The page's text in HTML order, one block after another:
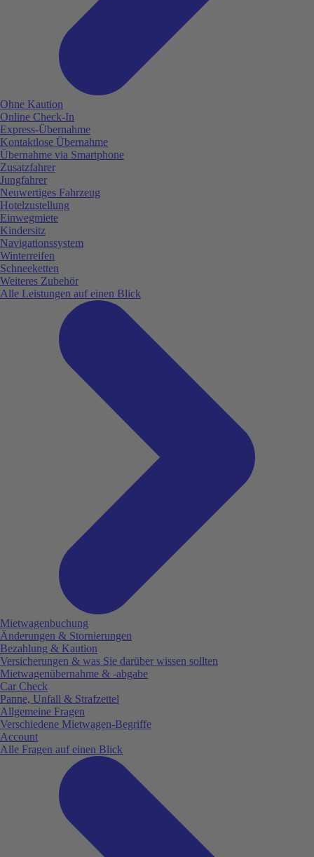
Ohne Kaution
Online Check-In
Express-Übernahme
Kontaktlose Übernahme
Übernahme via Smartphone
Zusatzfahrer
Jungfahrer
Neuwertiges Fahrzeug
Hotelzustellung
Einwegmiete
Kindersitz
Navigationssystem
Winterreifen
Schneeketten
Weiteres Zubehör
Alle Leistungen auf einen Blick
Mietwagenbuchung
Änderungen & Stornierungen
Bezahlung & Kaution
Versicherungen & was Sie darüber wissen sollten
Mietwagenübernahme & -abgabe
Car Check
Panne, Unfall & Strafzettel
Allgemeine Fragen
Verschiedene Mietwagen-Begriffe
Account
Alle Fragen auf einen Blick